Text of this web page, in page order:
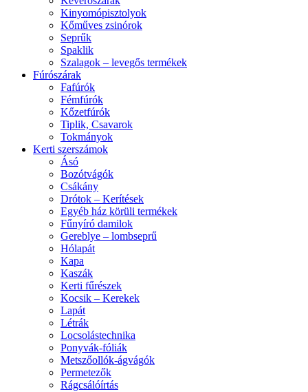
Kinyomópisztolyok
Kőműves zsinórok
Seprűk
Spaklik
Szalagok – levegős termékek
Fúrószárak
Fafúrók
Fémfúrók
Kőzetfúrók
Tiplik, Csavarok
Tokmányok
Kerti szerszámok
Ásó
Bozótvágók
Csákány
Drótok – Kerítések
Egyéb ház körüli termékek
Fűnyíró damilok
Gereblye – lombseprű
Hólapát
Kapa
Kaszák
Kerti fűrészek
Kocsik – Kerekek
Lapát
Létrák
Locsolástechnika
Ponyvák-fóliák
Metszőollók-ágvágók
Permetezők
Rágcsálóírtás